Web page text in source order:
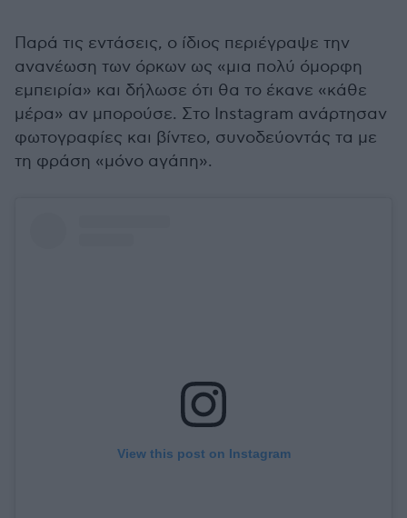
Παρά τις εντάσεις, ο ίδιος περιέγραψε την
ανανέωση των όρκων ως «μια πολύ όμορφη
εμπειρία» και δήλωσε ότι θα το έκανε «κάθε
μέρα» αν μπορούσε. Στο Instagram ανάρτησαν
φωτογραφίες και βίντεο, συνοδεύοντάς τα με
τη φράση «μόνο αγάπη».
View this post on Instagram